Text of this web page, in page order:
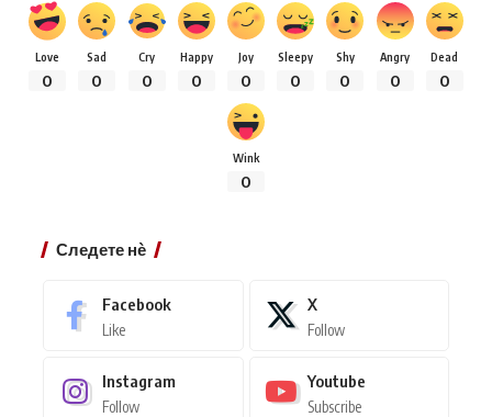
Love
0
Sad
0
Cry
0
Happy
0
Joy
0
Sleepy
0
Shy
0
Angry
0
Dead
0
Wink
0
Следете нѐ
Facebook
Like
X
Follow
Instagram
Follow
Youtube
Subscribe